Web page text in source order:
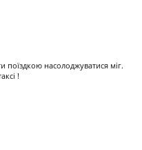
насолоджуватися міг.
!